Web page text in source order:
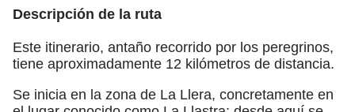
Descripción de la ruta
Este itinerario, antaño recorrido por los peregrinos,
tiene aproximadamente 12 kilómetros de distancia.
Se inicia en la zona de La Llera, concretamente en